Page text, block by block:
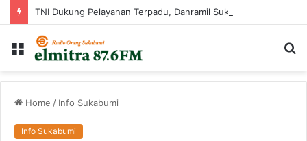
Menu
Home / Info Sukabumi
Info Sukabumi